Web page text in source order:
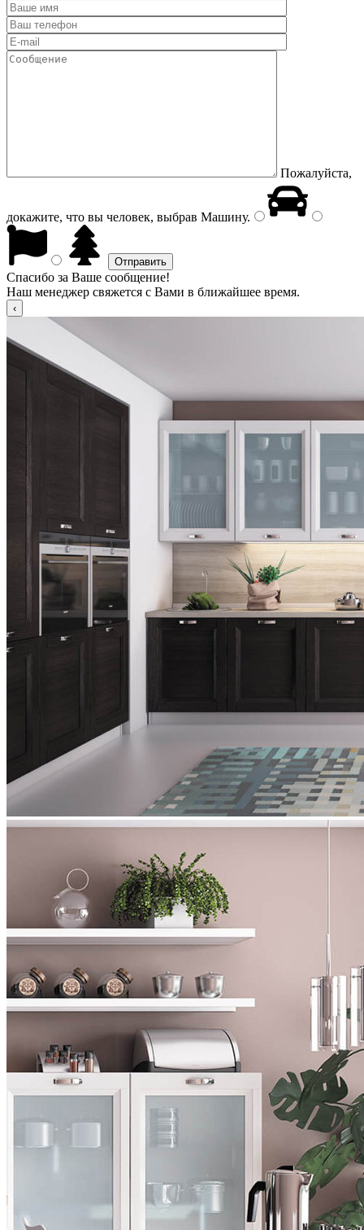
Пожалуйста,
докажите, что вы человек, выбрав Машину.
Спасибо за Ваше сообщение!
Наш менеджер свяжется с Вами в ближайшее время.